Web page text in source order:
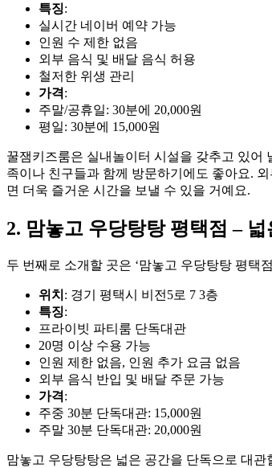
특징:
실시간 네이버 예약 가능
인원 수 제한 없음
외부 음식 및 배달 음식 허용
철저한 위생 관리
가격:
주말/공휴일: 30분에 20,000원
평일: 30분에 15,000원
꿀잼키즈룸은 실내놀이터 시설을 갖추고 있어
족이나 친구들과 함께 방문하기에도 좋아요.
면 더욱 즐거운 시간을 보낼 수 있을 거예요.
2. 맘놓고 우당탕탕 평택점 –
두 번째로 소개할 곳은 ‘맘놓고 우당탕탕 평택
위치 : 경기 평택시 비전5로 7 3층
특징:
프라이빗 파티룸 단독대관
20명 이상 수용 가능
인원 제한 없음, 인원 추가 요금 없음
외부 음식 반입 및 배달 주문 가능
가격:
주중 30분 단독대관: 15,000원
주말 30분 단독대관: 20,000원
맘놓고 우당탕탕은 넓은 공간을 단독으로 대